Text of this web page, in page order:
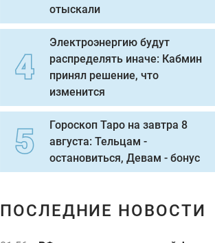
отыскали
Электроэнергию будут
распределять иначе: Кабмин
принял решение, что
изменится
Гороскоп Таро на завтра 8
августа: Тельцам -
остановиться, Девам - бонус
ПОСЛЕДНИЕ НОВОСТИ